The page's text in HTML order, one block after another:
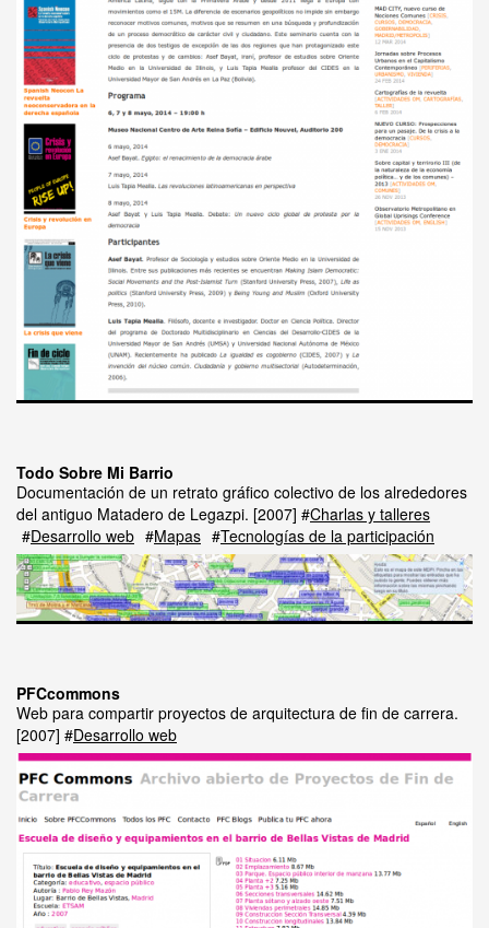
Todo Sobre Mi Barrio
Documentación de un retrato gráfico colectivo de los alrededores
del antiguo Matadero de Legazpi. 2007
Charlas y talleres
Desarrollo web
Mapas Tecnologías de la participación
PFCcommons
Web para compartir proyectos de arquitectura de fin de carrera.
2007
Desarrollo web